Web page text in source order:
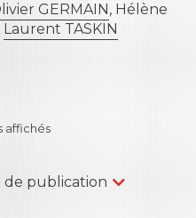
GERMAIN, Hélène
Laurent TASKIN
affichés